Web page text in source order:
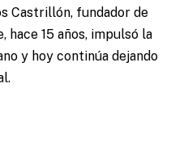
Castrillón, fundador de
15 años, impulsó la
y hoy continúa dejando